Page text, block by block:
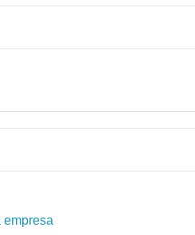
empresa